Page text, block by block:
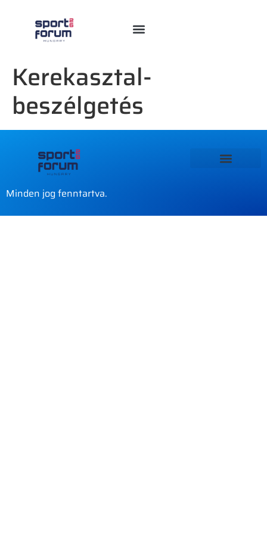
Kerekasztal-
beszélgetés
Minden jog fenntartva.